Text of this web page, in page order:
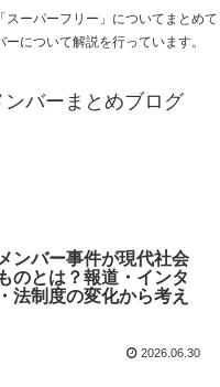
ーパーフリー」についてまとめて
について解説を行っています。
ンバーまとめブログ
ンバー事件が現代社会
のとは？報道・インタ
法制度の変化から考え
2026.06.30